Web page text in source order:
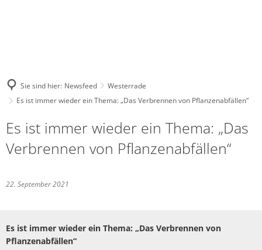
Sie sind hier: Newsfeed
Westerrade
Es ist immer wieder ein Thema: „Das Verbrennen von Pflanzenabfällen“
Es ist immer wieder ein Thema: „Das
Verbrennen von Pflanzenabfällen“
22. September 2021
Es ist immer wieder ein Thema: „Das Verbrennen von
Pflanzenabfällen“